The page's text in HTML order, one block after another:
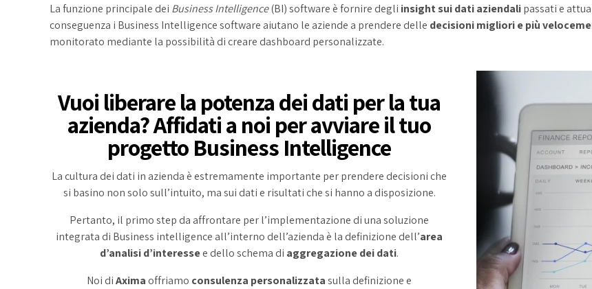
La funzione principale dei Business Intelligence(BI) software è fornire degli insight sui dati aziendalipassati e
conseguenza i Business Intelligence software aiutano le aziende a prendere delle decisioni migliori e più
monitorato mediante la possibilità di creare dashboard personalizzate.
Vuoi liberare la potenza dei dati per la tua
azienda? Affidati a noi per avviare il tuo
progetto Business Intelligence
La cultura dei dati in azienda è estremamente importante per prendere decisioni che
si basino non solo sull’intuito, ma sui dati e risultati che si hanno a disposizione.
Pertanto, il primo step da affrontare per l’implementazione di una soluzione
integrata di Business intelligence all’interno dell’azienda è la definizione dell’area
d’analisi d’interessee dello schema di aggregazione dei dati.
Noi diAximaoffriamo consulenza personalizzatasulla definizione e